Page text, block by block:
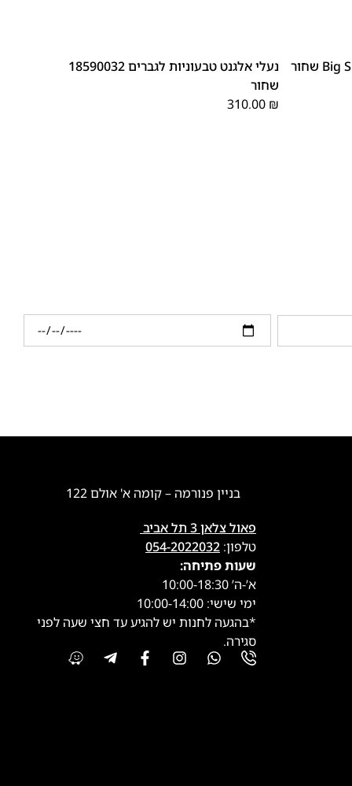
נעלי אלגנט טבעוניות לגברים 18590032
שחור
310.00 ₪
בניין פנורמה – קומה א' אולם 122
פאול צלאן 3 תל אביב
טלפון: 054-2022032
שעות פתיחה:
א’-ה’ 10:00-18:30
ימי שישי: 10:00-14:00
*בהגעה לחנות יש להגיע עד חצי שעה לפני
סגירה.